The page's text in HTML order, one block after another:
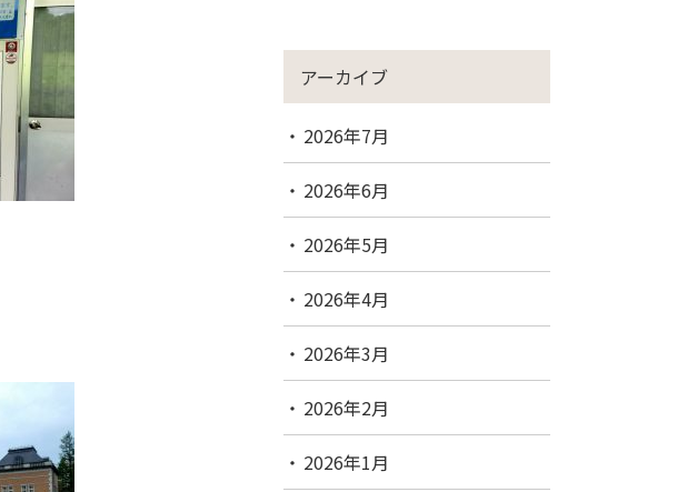
アーカイブ
2026年7月
2026年6月
2026年5月
2026年4月
2026年3月
2026年2月
2026年1月